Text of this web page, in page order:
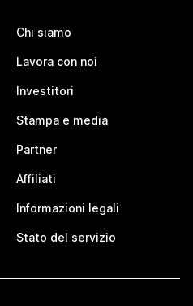
Chi siamo
Lavora con noi
Investitori
Stampa e media
Partner
Affiliati
Informazioni legali
Stato del servizio